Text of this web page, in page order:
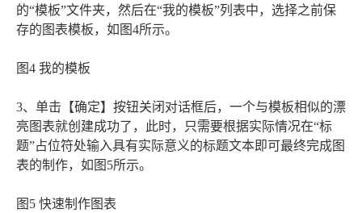
的“模板”文件夹，然后在“我的模板”列表中，选择之前保
存的图表模板，如图4所示。
图4 我的模板
3、单击【确定】按钮关闭对话框后，一个与模板相似的漂
亮图表就创建成功了，此时，只需要根据实际情况在“标
题”占位符处输入具有实际意义的标题文本即可最终完成图
表的制作，如图5所示。
图5 快速制作图表